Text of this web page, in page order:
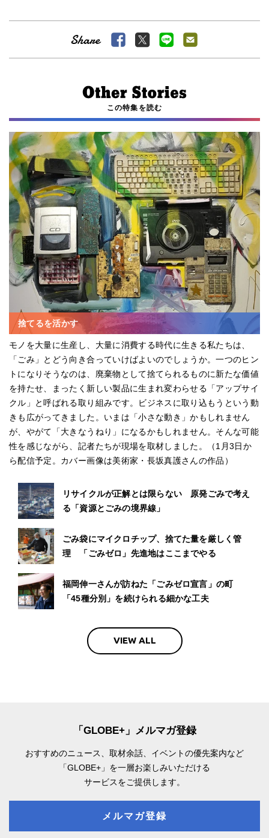
この特集を読む
捨てるを活かす
モノを大量に生産し、大量に消費する時代に生きる私たちは、
「ごみ」とどう向き合っていけばよいのでしょうか。一つのヒン
トになりそうなのは、廃棄物として捨てられるものに新たな価値
を持たせ、まったく新しい製品に生まれ変わらせる「アップサイ
クル」と呼ばれる取り組みです。ビジネスに取り込もうという動
きも広がってきました。いまは「小さな動き」かもしれません
が、やがて「大きなうねり」になるかもしれません。そんな可能
性を感じながら、記者たちが現場を取材しました。（1月3日か
ら配信予定。カバー画像は美術家・長坂真護さんの作品）
リサイクルが正解とは限らない 原発ごみで考え
る「資源とごみの境界線」
ごみ袋にマイクロチップ、捨てた量を厳しく管
理 「ごみゼロ」先進地はここまでやる
福岡伸一さんが訪ねた「ごみゼロ宣言」の町
「45種分別」を続けられる細かな工夫
VIEW ALL
「GLOBE+」メルマガ登録
おすすめのニュース、取材余話、 イベントの優先案内など
「GLOBE+」を一層お楽しみいただける
サービスをご提供します。
メルマガ登録